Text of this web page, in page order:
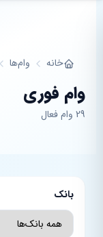
خانه وام‌ها
وام فوری
29 وام فعال
بانک